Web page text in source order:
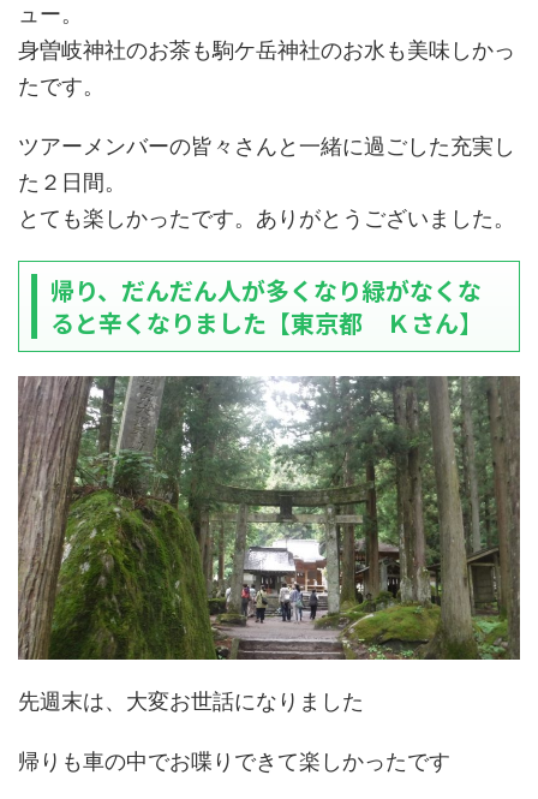
ュー。
身曽岐神社のお茶も駒ケ岳神社のお水も美味しかっ
たです。
ツアーメンバーの皆々さんと一緒に過ごした充実し
た２日間。
とても楽しかったです。ありがとうございました。
帰り、だんだん人が多くなり緑がなくな
ると辛くなりました【東京都 Ｋさん】
先週末は、大変お世話になりました
帰りも車の中でお喋りできて楽しかったです